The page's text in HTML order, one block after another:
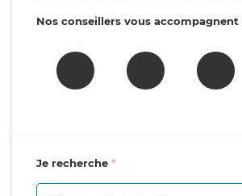
Nos conseillers vous accompagnent
Je recherche